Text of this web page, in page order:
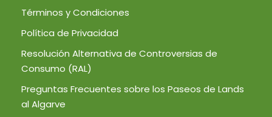
Términos y Condiciones
Política de Privacidad
Resolución Alternativa de Controversias de
Consumo (RAL)
Preguntas Frecuentes sobre los Paseos de Lands
al Algarve